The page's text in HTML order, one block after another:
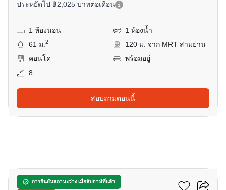
ประหยัดไป ฿2,025 บาทต่อเดือน
1 ห้องนอน
1 ห้องน้ำ
61 ม.2
120 ม. จาก MRT สามย่าน
คอนโด
พร้อมอยู่
8
สอบถามตอนนี้
การยืนยันสถานะว่าง เมื่อสัปดาห์ที่แล้ว
เดอะ รูม พระราม 4